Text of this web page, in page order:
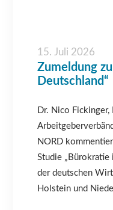
15. Juli 2026
Zumeldung
Deutschland“
Dr. Nico
NORD
Studie „Bürokratie
der deutschen
Holstein und